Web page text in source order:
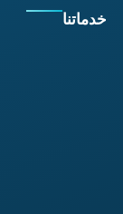
خدماتنا